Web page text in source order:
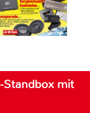
Standbox mit